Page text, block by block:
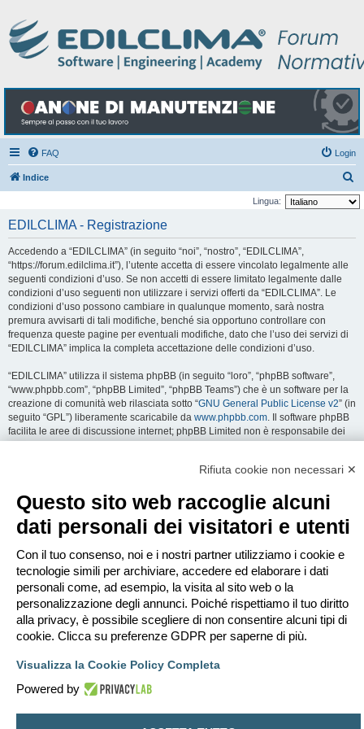
FAQ Login
Indice
e
Lingua:
EDILCLIMA - Registrazione
Accedendo a “EDILCLIMA” (in seguito “noi”, “nostro”, “EDILCLIMA”,
“https://forum.edilclima.it”), l’utente accetta di essere vincolato legalmente alle
seguenti condizioni d’uso. Se non accetti di essere limitato legalmente dalle
condizioni d’uso seguenti non utilizzare i servizi offerti da “EDILCLIMA”. Le
condizioni d’uso possono cambiare in qualunque momento, sarà nostra
premura avvisarti di tali modifiche, benché sia opportuno controllare con
frequenza queste pagine per eventuali modifiche, dato che l’uso dei servizi di
“EDILCLIMA” implica la completa accettazione delle condizioni d’uso.
“EDILCLIMA” utilizza il sistema phpBB (in seguito “loro”, “phpBB software”,
“www.phpbb.com”, “phpBB Limited”, “phpBB Teams”) che è un software per la
creazione di comunità web rilasciata sotto “GNU General Public License v2” (in
seguito “GPL”) liberamente scaricabile da www.phpbb.com . Il software phpBB
facilita le aree di discussione internet; phpBB Limited non è responsabile dei
contenuti e della gestione. Per ulteriori informazioni su phpBB:
minaccia, messaggio a sfondo sessuale, o qualsiasi altro tipo di materiale che
può violare una qualsiasi Legge del proprio Stato, o dello Stato dove
“EDILCLIMA” è ospitato, o di una Legge internazionale. Fare ciò porta
all’immediato e permanente divieto di accesso, con notifica al tuo provider
Internet se è ritenuto da noi opportuno. Tutti gli indirizzi IP sono registrati per
salvaguardare e rinforzare queste condizioni. Accetti che “EDILCLIMA” abbia il
diritto di rimuovere, riscrivere, spostare o chiudere qualsiasi argomento in
qualsiasi momento lo ritenga necessario. Come fruitore di questo servizio,
accetti che ogni informazione (dato personale) tu abbia inviato sia conservata
in un database. Al contempo queste informazioni non saranno divulgate a
nessuno senza il tuo consenso, né “EDILCLIMA” o phpBB sono da ritenersi
queste informazioni.
Rifiuta cookie non necessari ✕
Questo sito web raccoglie alcuni
dati personali dei visitatori e utenti
Con il tuo consenso, noi e i nostri partner utilizziamo i cookie e
tecnologie simili per archiviare, accedere ed elaborare i dati
personali come, ad esempio, la visita al sito web o la
personalizzazione degli annunci. Poiché rispettiamo il tuo diritto
alla privacy, è possibile scegliere di non consentire alcuni tipi di
cookie. Clicca su preferenze GDPR per saperne di più.
Visualizza la Cookie Policy Completa
Powered by